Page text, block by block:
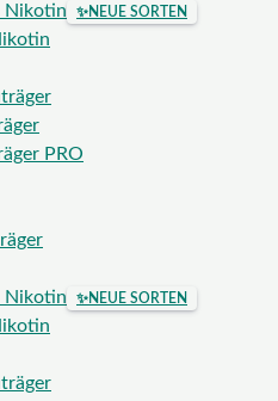
Nikotin ✨NEUE SORTEN
PRO
Nikotin
✨NEUE SORTEN